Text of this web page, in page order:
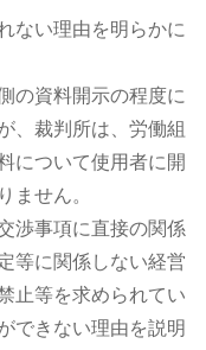
ない理由を明らかに
の資料開示の程度に
、裁判所は、労働組
について使用者に開
ません。
渉事項に直接の関係
等に関係しない経営
止等を求められてい
できない理由を説明